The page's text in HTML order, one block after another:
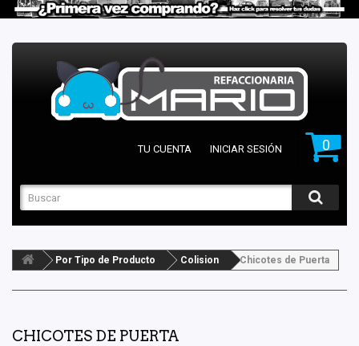
0
TU CUENTA INICIAR SESIÓN
Por Tipo de Producto Colision Chicotes de Puerta
CHICOTES DE PUERTA